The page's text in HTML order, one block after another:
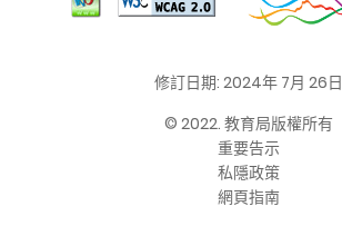
修訂日期: 2024年 7月 26日
© 2022. 教育局版權所有
重要告示
私隱政策
網頁指南